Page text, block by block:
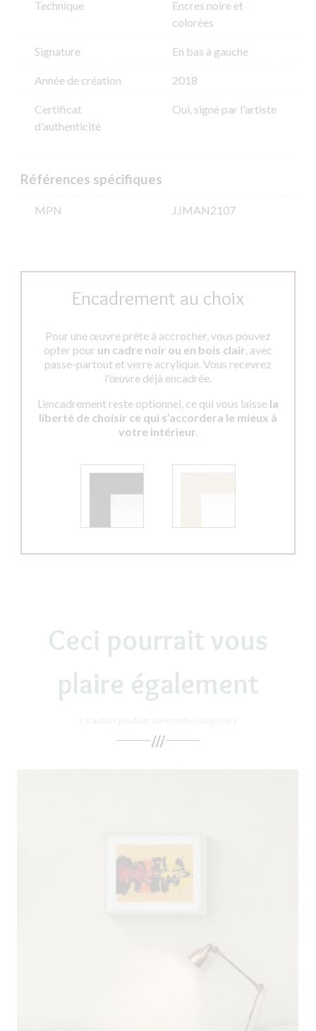
Technique
Encres noire et
colorées
Signature En bas à gauche
Année de création 2018
Certificat
d'authenticité
Oui, signé par l'artiste
Références spécifiques
MPN JJMAN2107
Encadrement au choix
Pour une œuvre prête à accrocher, vous pouvez
opter pour un cadre noir ou en bois clair, avec
passe-partout et verre acrylique. Vous recevrez
l'œuvre déjà encadrée.
L’encadrement reste optionnel, ce qui vous laisse la
liberté de choisir ce qui s’accordera le mieux à
votre intérieur.
Ceci pourrait vous
plaire également